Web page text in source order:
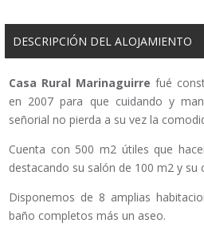
DESCRIPCIÓN DEL ALOJAMIENTO
Casa Rural Marinaguirre fué
en 2007 para que cuidando y
señorial no pierda a su vez la
Cuenta con 500 m2 útiles que
destacando su salón de 100 m2 y su
Disponemos de 8 amplias
baño completos más un aseo.